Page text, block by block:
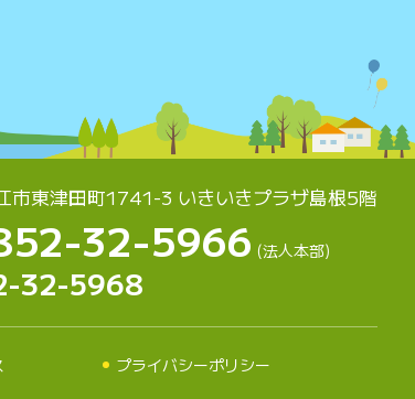
市東津田町1741-3 いきいきプラザ島根5階
32-5966 (法人本部)
32-5968
プライバシーポリシー